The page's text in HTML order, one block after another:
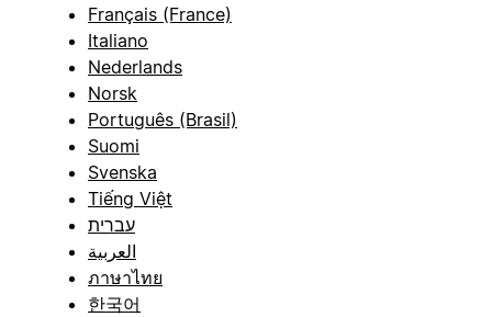
Français (France)
Italiano
Nederlands
Norsk
Português (Brasil)
Suomi
Svenska
Tiếng Việt
עברית
العربية
ภาษาไทย
한국어